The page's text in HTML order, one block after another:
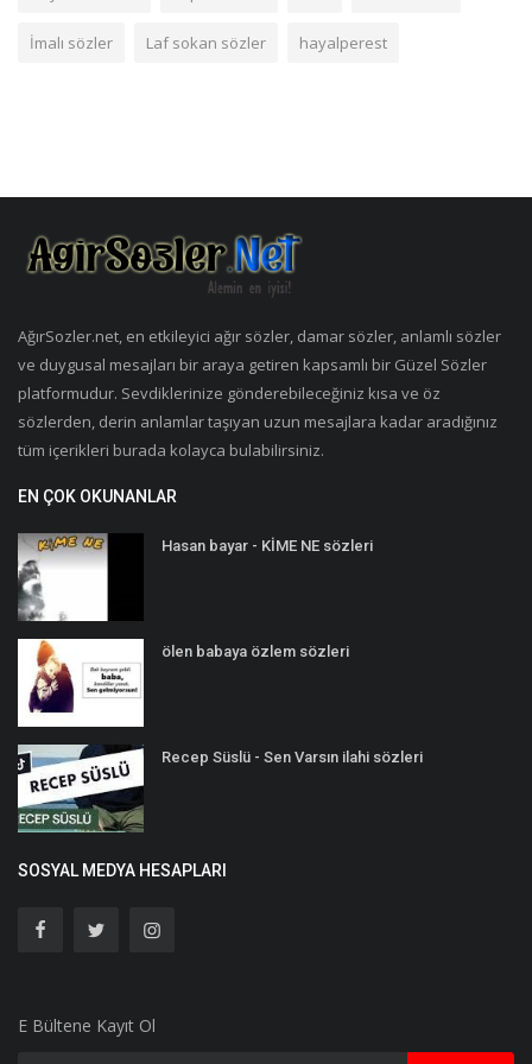
İmalı sözler Laf sokan sözler hayalperest
AğırSozler.net, en etkileyici ağır sözler, damar sözler, anlamlı sözler
ve duygusal mesajları bir araya getiren kapsamlı bir Güzel Sözler
platformudur. Sevdiklerinize gönderebileceğiniz kısa ve öz
sözlerden, derin anlamlar taşıyan uzun mesajlara kadar aradığınız
tüm içerikleri burada kolayca bulabilirsiniz.
EN ÇOK OKUNANLAR
Hasan bayar - KİME NE sözleri
ölen babaya özlem sözleri
Recep Süslü - Sen Varsın ilahi sözleri
SOSYAL MEDYA HESAPLARI
E Bültene Kayıt Ol